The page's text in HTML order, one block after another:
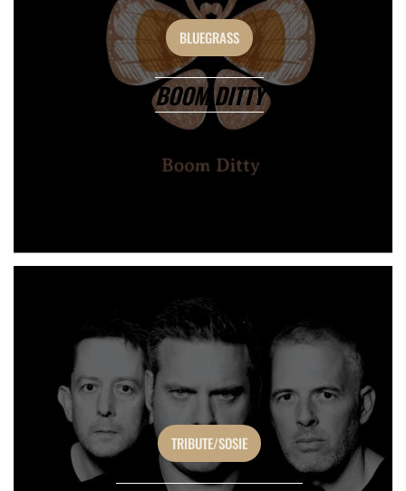
BLUEGRASS
BOOM DITTY
TRIBUTE/SOSIE